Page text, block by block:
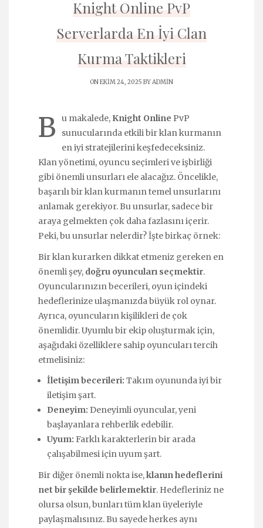
Knight Online PvP
Serverlarda En İyi Clan
Kurma Taktikleri
ON EKIM 24, 2025 BYADMIN
B u makalede, Knight Online PvP
sunucularında etkili bir klan kurmanın
en iyi stratejilerini keşfedeceksiniz.
Klan yönetimi, oyuncu seçimleri ve işbirliği
gibi önemli unsurları ele alacağız. Öncelikle,
başarılı bir klan kurmanın temel unsurlarını
anlamak gerekiyor. Bu unsurlar, sadece bir
araya gelmekten çok daha fazlasını içerir.
Peki, bu unsurlar nelerdir? İşte birkaç örnek:
Bir klan kurarken dikkat etmeniz gereken en
önemli şey, doğru oyuncuları seçmektir.
Oyuncularınızın becerileri, oyun içindeki
hedeflerinize ulaşmanızda büyük rol oynar.
Ayrıca, oyuncuların kişilikleri de çok
önemlidir. Uyumlu bir ekip oluşturmak için,
aşağıdaki özelliklere sahip oyuncuları tercih
etmelisiniz:
İletişim becerileri: Takım oyununda iyi bir
iletişim şart.
Deneyim: Deneyimli oyuncular, yeni
başlayanlara rehberlik edebilir.
Uyum: Farklı karakterlerin bir arada
çalışabilmesi için uyum şart.
Bir diğer önemli nokta ise,klanın hedeflerini
net bir şekilde belirlemektir. Hedefleriniz ne
olursa olsun, bunları tüm klan üyeleriyle
paylaşmalısınız. Bu sayede herkes aynı